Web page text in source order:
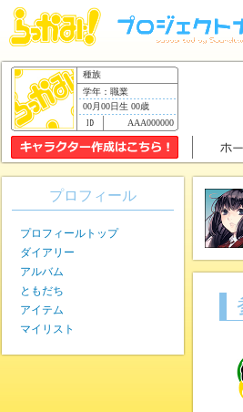
種族
学年：職業
00月00日生 00歳
AAA000000
プロフィール
プロフィールトップ
ダイアリー
アルバム
ともだち
アイテム
マイリスト